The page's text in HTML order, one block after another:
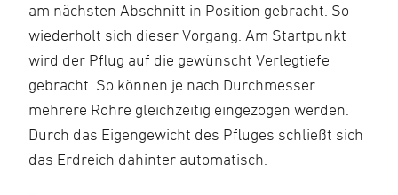
am nächsten Abschnitt in Position gebracht. So
wiederholt sich dieser Vorgang. Am Startpunkt
wird der Pflug auf die gewünscht Verlegtiefe
gebracht. So können je nach Durchmesser
mehrere Rohre gleichzeitig eingezogen werden.
Durch das Eigengewicht des Pfluges schließt sich
das Erdreich dahinter automatisch.